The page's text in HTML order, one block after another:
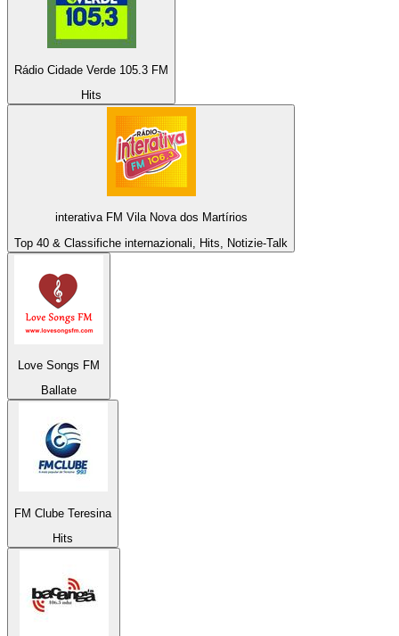
Rádio Cidade Verde 105.3 FM
Hits
interativa FM Vila Nova dos Martírios
Top 40 & Classifiche internazionali, Hits, Notizie-Talk
Love Songs FM
Ballate
FM Clube Teresina
Hits